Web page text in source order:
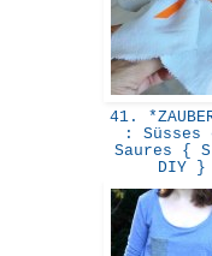
41.
: Süsses
Saures {
DIY